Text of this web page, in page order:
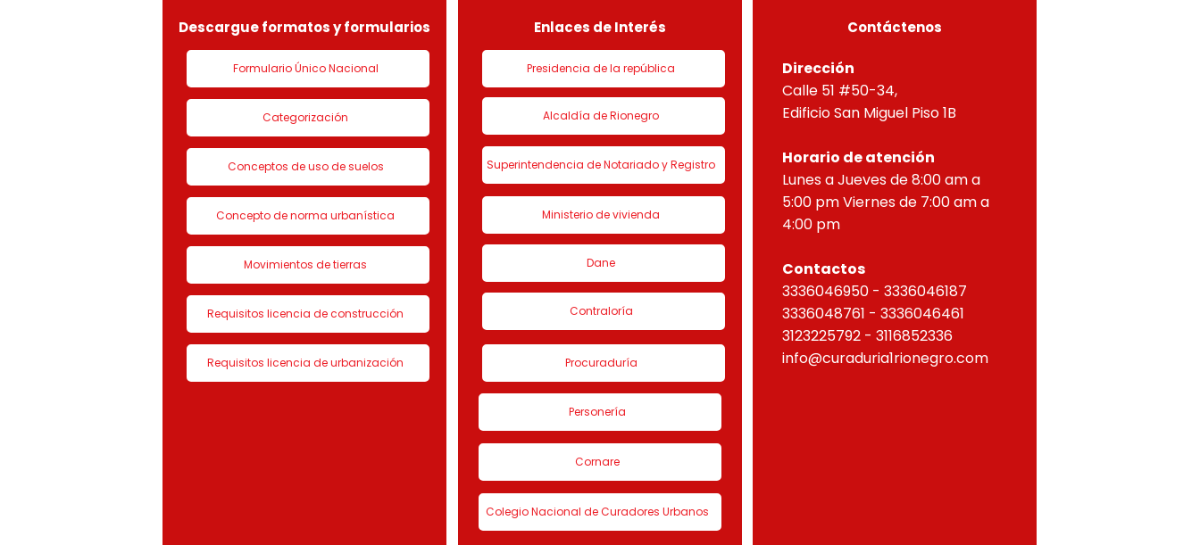
Descargue formatos y formularios
Formulario Único Nacional
Categorización
Conceptos de uso de suelos
Concepto de norma urbanística
Movimientos de tierras
Requisitos licencia de construcción
Requisitos licencia de urbanización
Enlaces de Interés
Presidencia de la república
Alcaldía de Rionegro
Superintendencia de Notariado y Registro
Ministerio de vivienda
Dane
Contraloría
Procuraduría
Personería
Cornare
Colegio Nacional de Curadores Urbanos
Contáctenos
Dirección
Calle 51 #50-34,
Edificio San Miguel Piso 1B
Horario de atención
Lunes a Jueves de 8:00 am a
5:00 pm Viernes de 7:00 am a
4:00 pm
Contactos
3336046950 - 3336046187
3336048761 - 3336046461
3123225792 - 3116852336
info@curaduria1rionegro.com